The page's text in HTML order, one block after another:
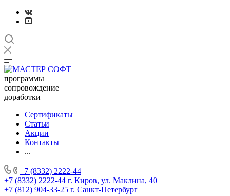
программы
сопровождение
доработки
Сертификаты
Статьи
Акции
Контакты
...
+7 (8332) 2222-44
+7 (8332) 2222-44 г. Киров, ул. Маклина, 40
+7 (812) 904-33-25 г. Санкт-Петербург